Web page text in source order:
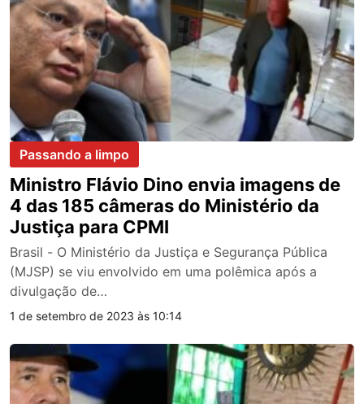
Passando a limpo
Ministro Flávio Dino envia imagens de
4 das 185 câmeras do Ministério da
Justiça para CPMI
Brasil - O Ministério da Justiça e Segurança Pública
(MJSP) se viu envolvido em uma polêmica após a
divulgação de…
1 de setembro de 2023 às 10:14